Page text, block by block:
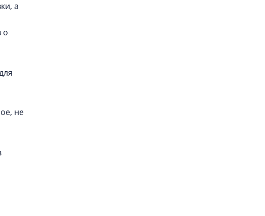
а
о
не